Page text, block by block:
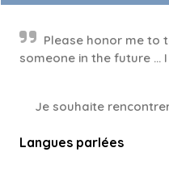
Please honor me to
someone in the future ...
Je souhaite
Langues parlées